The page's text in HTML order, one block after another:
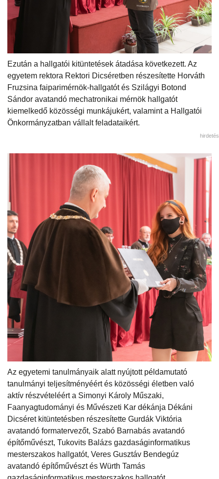
Ezután a hallgatói kitüntetések átadása következett. Az
egyetem rektora Rektori Dicséretben részesítette Horváth
Fruzsina faiparimérnök-hallgatót és Szilágyi Botond
Sándor avatandó mechatronikai mérnök hallgatót
kiemelkedő közösségi munkájukért, valamint a Hallgatói
Önkormányzatban vállalt feladataikért.
hirdetés
Az egyetemi tanulmányaik alatt nyújtott példamutató
tanulmányi teljesítményéért és közösségi életben való
aktív részvételéért a Simonyi Károly Műszaki,
Faanyagtudományi és Művészeti Kar dékánja Dékáni
Dicséret kitüntetésben részesítette Gurdák Viktória
avatandó formatervezőt, Szabó Barnabás avatandó
építőművészt, Tukovits Balázs gazdaságinformatikus
mesterszakos hallgatót, Veres Gusztáv Bendegúz
avatandó építőművészt és Würth Tamás